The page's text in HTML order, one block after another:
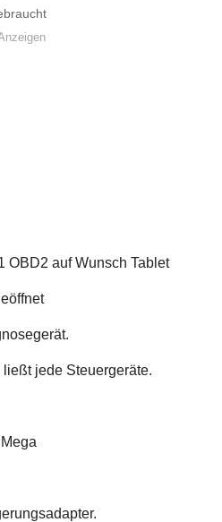
OBD2 auf Wunsch Tablet
jede Steuergeräte.